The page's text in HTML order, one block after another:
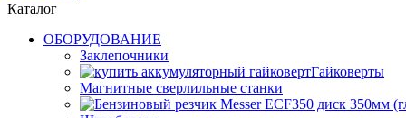
Каталог
ОБОРУДОВАНИЕ
Заклепочники
Гайковерты
Магнитные сверлильные станки